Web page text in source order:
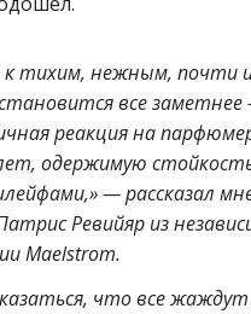
к тихим, нежным,
все
реакция на
одержимую
— рассказал
Ревийяр из
Maelstrom.
что все